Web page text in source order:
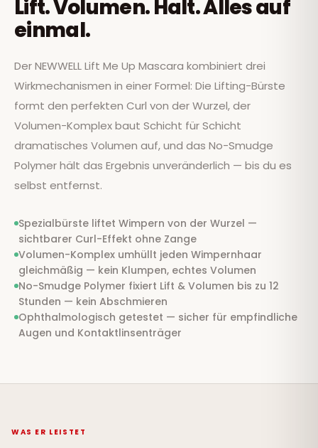
Lift. Volumen. Halt. Alles auf
einmal.
Der NEWWELL Lift Me Up Mascara kombiniert drei
Wirkmechanismen in einer Formel: Die Lifting-Bürste
formt den perfekten Curl von der Wurzel, der
Volumen-Komplex baut Schicht für Schicht
dramatisches Volumen auf, und das No-Smudge
Polymer hält das Ergebnis unveränderlich — bis du es
selbst entfernst.
Spezialbürste liftet Wimpern von der Wurzel —
sichtbarer Curl-Effekt ohne Zange
Volumen-Komplex umhüllt jeden Wimpernhaar
gleichmäßig — kein Klumpen, echtes Volumen
No-Smudge Polymer fixiert Lift & Volumen bis zu 12
Stunden — kein Abschmieren
Ophthalmologisch getestet — sicher für empfindliche
Augen und Kontaktlinsenträger
WAS ER LEISTET